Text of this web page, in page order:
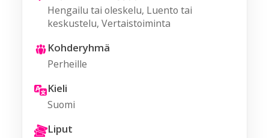
Hengailu tai oleskelu, Luento tai
keskustelu, Vertaistoiminta
Kohderyhmä
Perheille
Kieli
Suomi
Liput